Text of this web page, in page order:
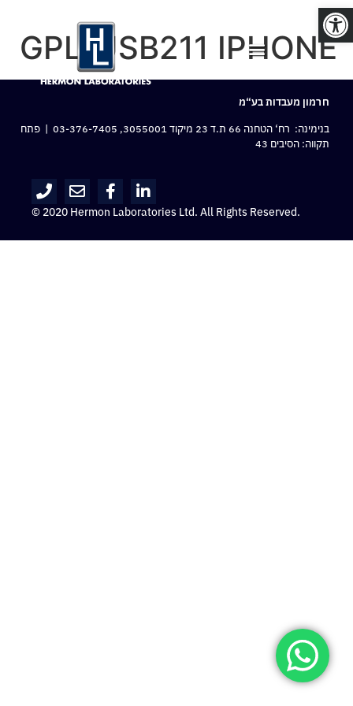
פתח סרגל נגישות
GPL-USB211 IPHONE
חרמון מעבדות בע“מ
בנימינה: רח‘ הטחנה 66 ת.ד 23 מיקוד 3055001,
03-376-7405 | פתח
תקווה: הסיבים 43
© 2020 Hermon Laboratories Ltd. All Rights Reserved.